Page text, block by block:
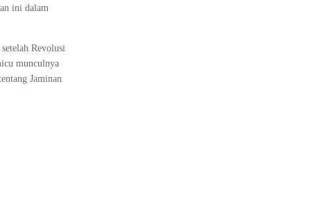
ini dalam
Revolusi
munculnya
Jaminan